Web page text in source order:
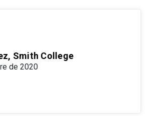
Smith College
de 2020